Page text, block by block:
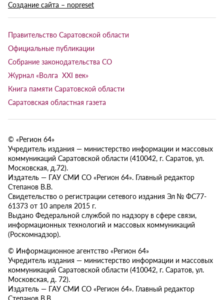
Создание сайта – nopreset
Правительство Саратовской области
Официальные публикации
Собрание законодательства СО
Журнал «Волга XXI век»
Книга памяти Саратовской области
Саратовская областная газета
© «Регион 64»
Учредитель издания — министерство информации и массовых
коммуникаций Саратовской области (410042, г. Саратов, ул.
Московская, д.72).
Издатель — ГАУ СМИ СО «Регион 64». Главный редактор
Степанов В.В.
Свидетельство о регистрации сетевого издания Эл № ФС77-
61373 от 10 апреля 2015 г.
Выдано Федеральной службой по надзору в сфере связи,
информационных технологий и массовых коммуникаций
(Роскомнадзор).
© Информационное агентство «Регион 64»
Учредитель издания — министерство информации и массовых
коммуникаций Саратовской области (410042, г. Саратов, ул.
Московская, д. 72).
Издатель — ГАУ СМИ СО «Регион 64». Главный редактор